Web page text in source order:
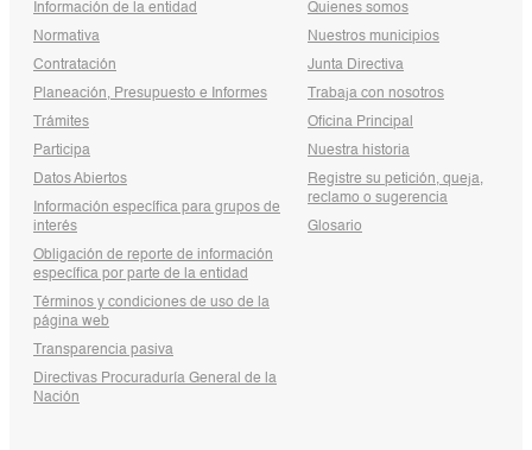
Información de la entidad
Normativa
Contratación
Planeación, Presupuesto e Informes
Trámites
Participa
Datos Abiertos
Información específica para grupos de
interés
Obligación de reporte de información
específica por parte de la entidad
Términos y condiciones de uso de la
página web
Transparencia pasiva
Directivas Procuraduría General de la
Nación
Quienes somos
Nuestros municipios
Junta Directiva
Trabaja con nosotros
Oficina Principal
Nuestra historia
Registre su petición, queja,
reclamo o sugerencia
Glosario